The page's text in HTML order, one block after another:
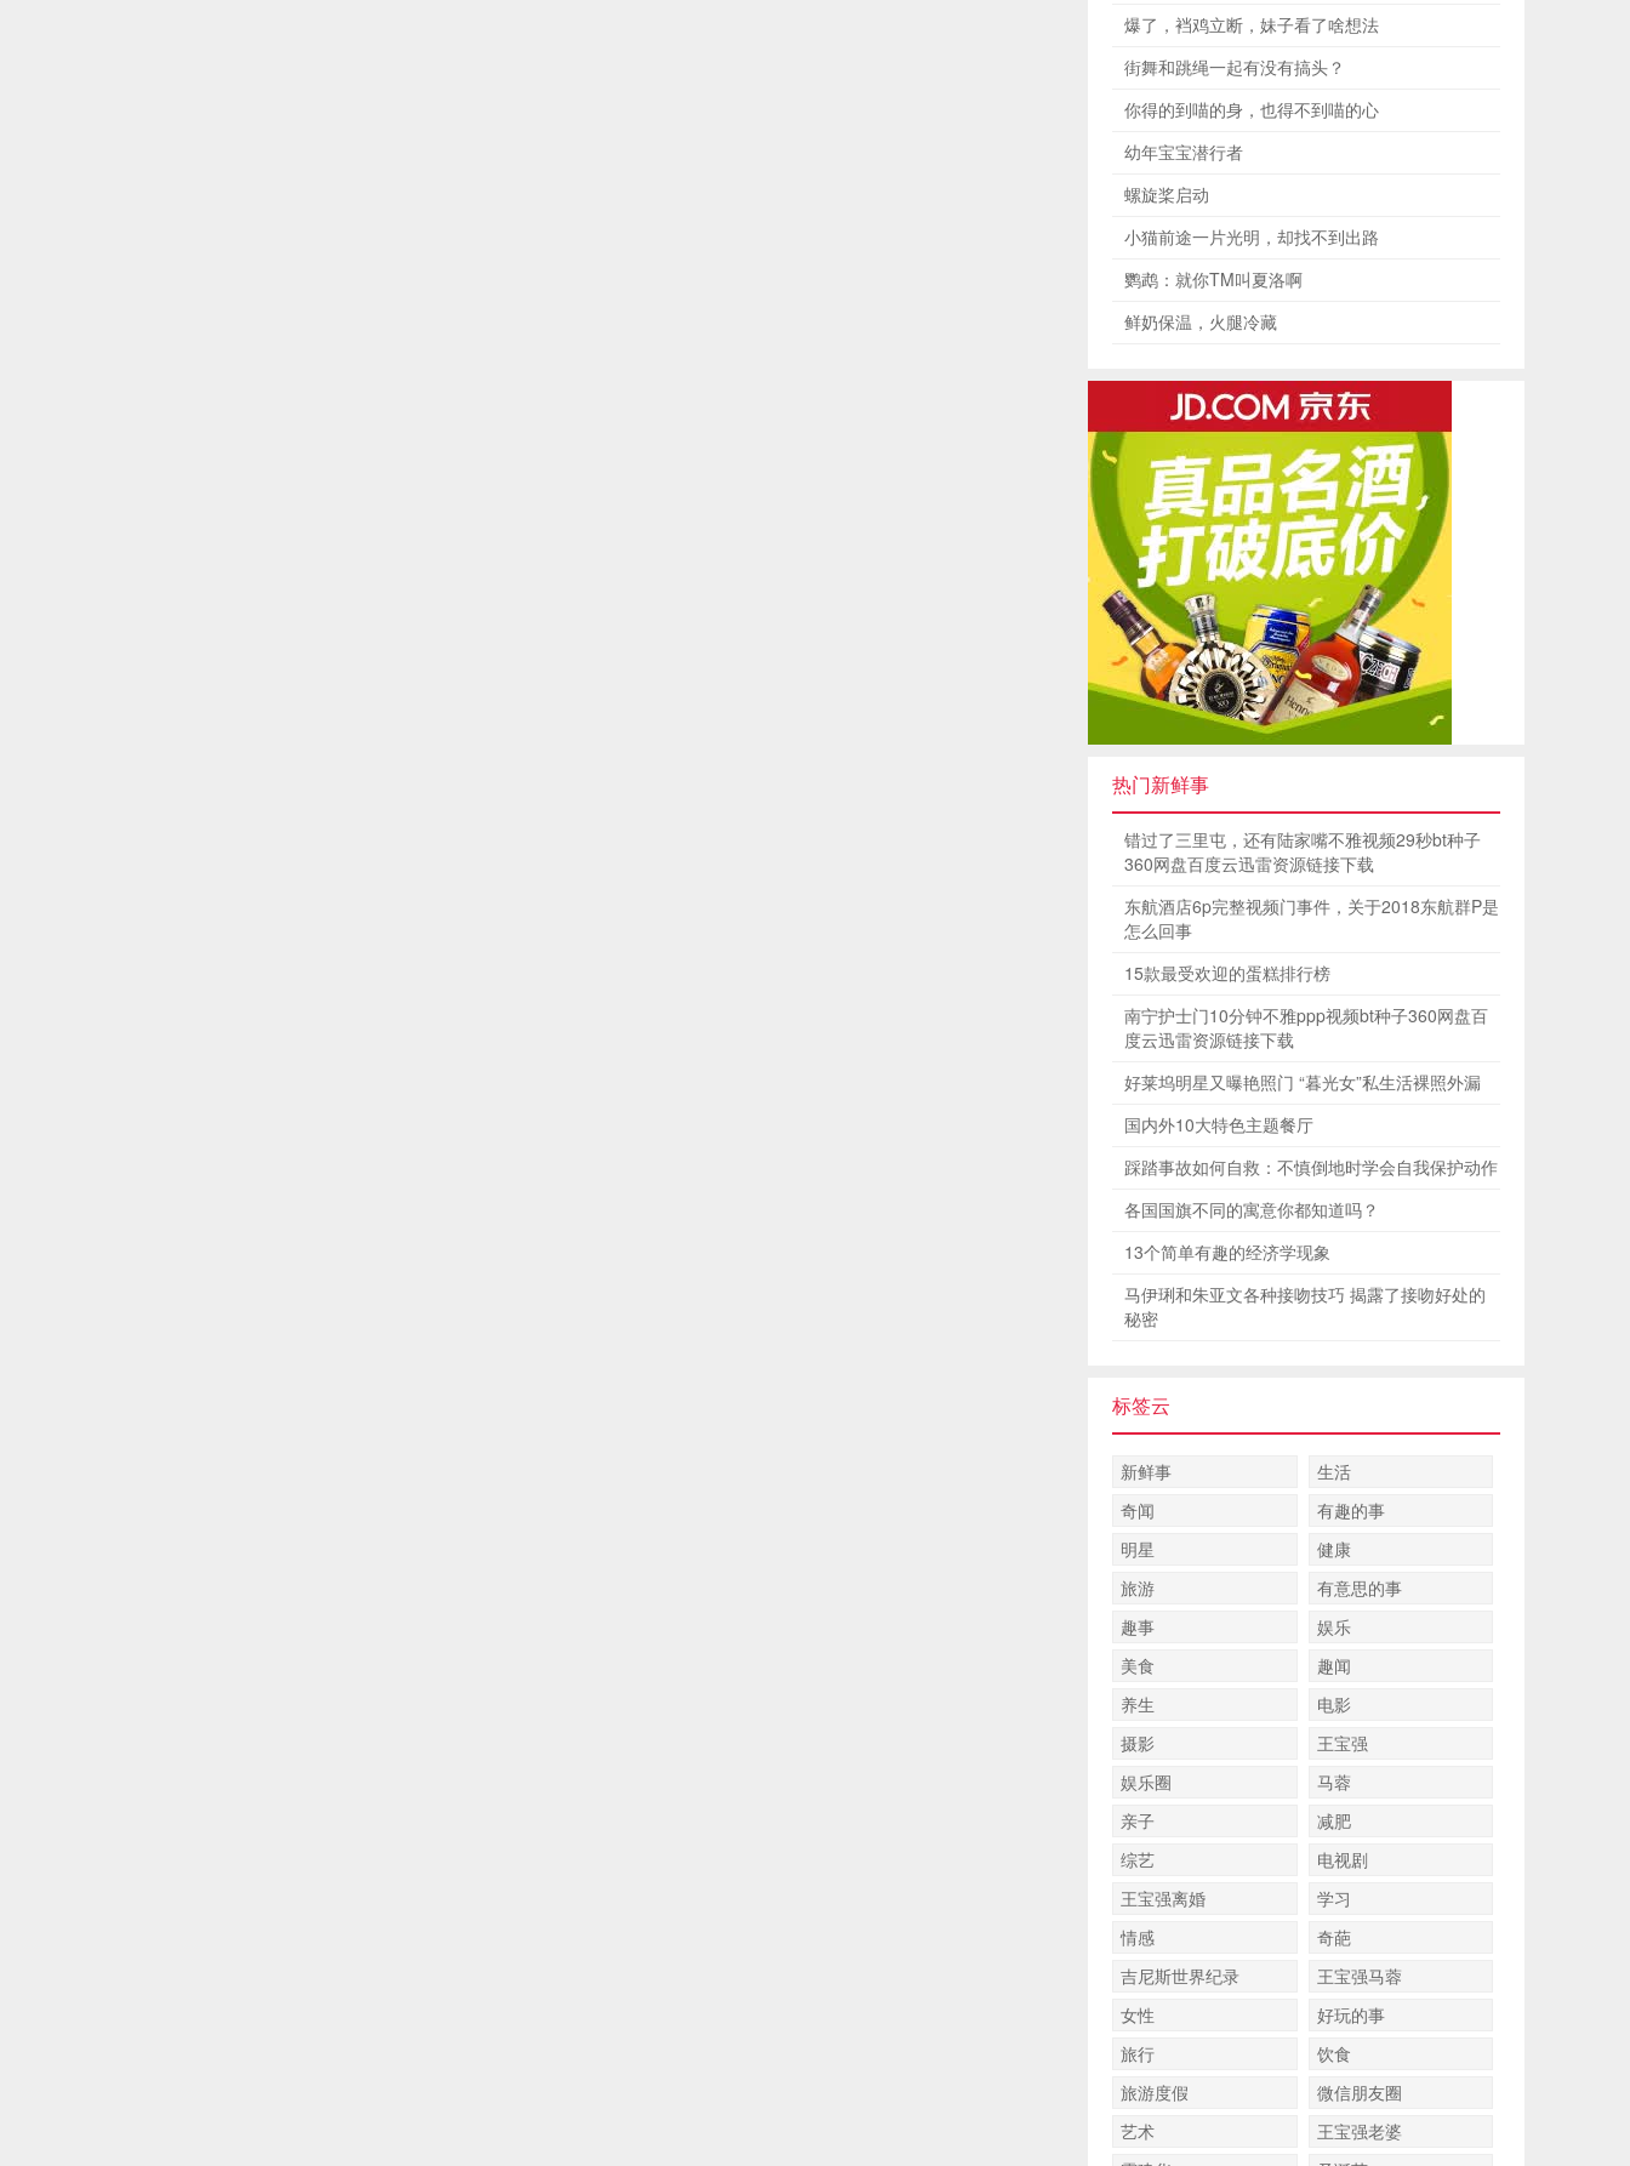
爆了，裆鸡立断，妹子看了啥想法
街舞和跳绳一起有没有搞头？
你得的到喵的身，也得不到喵的心
幼年宝宝潜行者
螺旋桨启动
小猫前途一片光明，却找不到出路
鹦鹉：就你TM叫夏洛啊
鲜奶保温，火腿冷藏
热门新鲜事
错过了三里屯，还有陆家嘴不雅视频29秒bt种子
360网盘百度云迅雷资源链接下载
东航酒店6p完整视频门事件，关于2018东航群P是
怎么回事
15款最受欢迎的蛋糕排行榜
南宁护士门10分钟不雅ppp视频bt种子360网盘百
度云迅雷资源链接下载
好莱坞明星又曝艳照门 “暮光女”私生活裸照外漏
国内外10大特色主题餐厅
踩踏事故如何自救：不慎倒地时学会自我保护动作
各国国旗不同的寓意你都知道吗？
13个简单有趣的经济学现象
马伊琍和朱亚文各种接吻技巧 揭露了接吻好处的
秘密
标签云
新鲜事
生活
奇闻
有趣的事
明星
健康
旅游
有意思的事
趣事
娱乐
美食
趣闻
养生
电影
摄影
王宝强
娱乐圈
马蓉
亲子
减肥
综艺
电视剧
王宝强离婚
学习
情感
奇葩
吉尼斯世界纪录
王宝强马蓉
女性
好玩的事
旅行
饮食
旅游度假
微信朋友圈
艺术
王宝强老婆